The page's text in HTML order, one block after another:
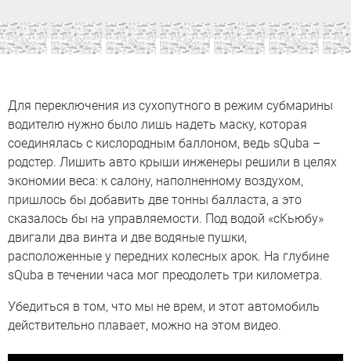
Для переключения из сухопутного в режим субмарины
водителю нужно было лишь надеть маску, которая
соединялась с кислородным баллоном, ведь sQuba –
родстер. Лишить авто крыши инженеры решили в целях
экономии веса: к салону, наполненному воздухом,
пришлось бы добавить две тонны балласта, а это
сказалось бы на управляемости. Под водой «сКьюбу»
двигали два винта и две водяные пушки,
расположенные у передних колесных арок. На глубине
sQuba в течении часа мог преодолеть три километра.
Убедиться в том, что мы не врем, и этот автомобиль
действительно плавает, можно на этом видео.